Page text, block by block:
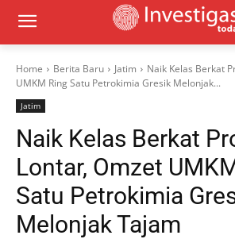
Home Berita Baru Jatim
Naik Kelas Berkat
UMKM Ring Satu Petrokimia Gresik Melonjak...
Jatim
Naik Kelas Berkat
Lontar, Omzet
Satu Petrokimia
Melonjak Tajam